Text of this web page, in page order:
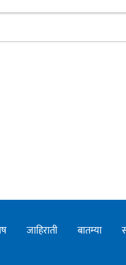
जाहिराती बातम्या